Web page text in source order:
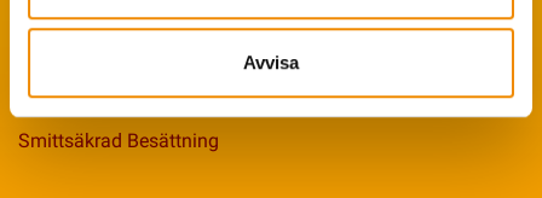
Avvisa
Fruktsamhetsservice
Ledarpraktikan
Smittsäkrad Besättning